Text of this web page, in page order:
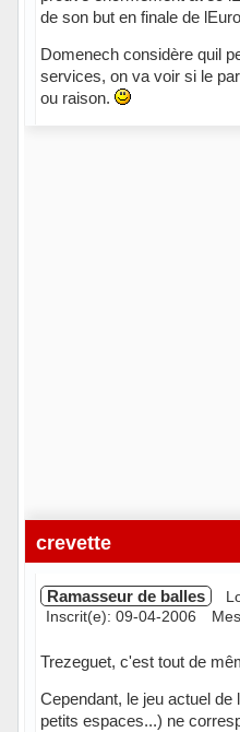
de son but en finale de
Domenech considère quil
services, on va voir si le
ou raison.
crevette
Ramasseur de balles
Inscrit(e): 09-04-2006
Trezeguet, c'est tout de
Cependant, le jeu actuel
petits espaces...) ne